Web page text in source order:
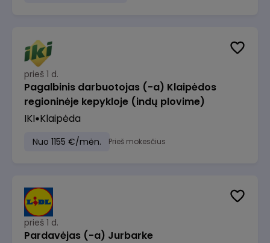
prieš 1 d.
Pagalbinis darbuotojas (-a) Klaipėdos
regioninėje kepykloje (indų plovime)
IKI Klaipėda
Nuo 1155 €/mėn. Prieš mokesčius
prieš 1 d.
Pardavėjas (-a) Jurbarke